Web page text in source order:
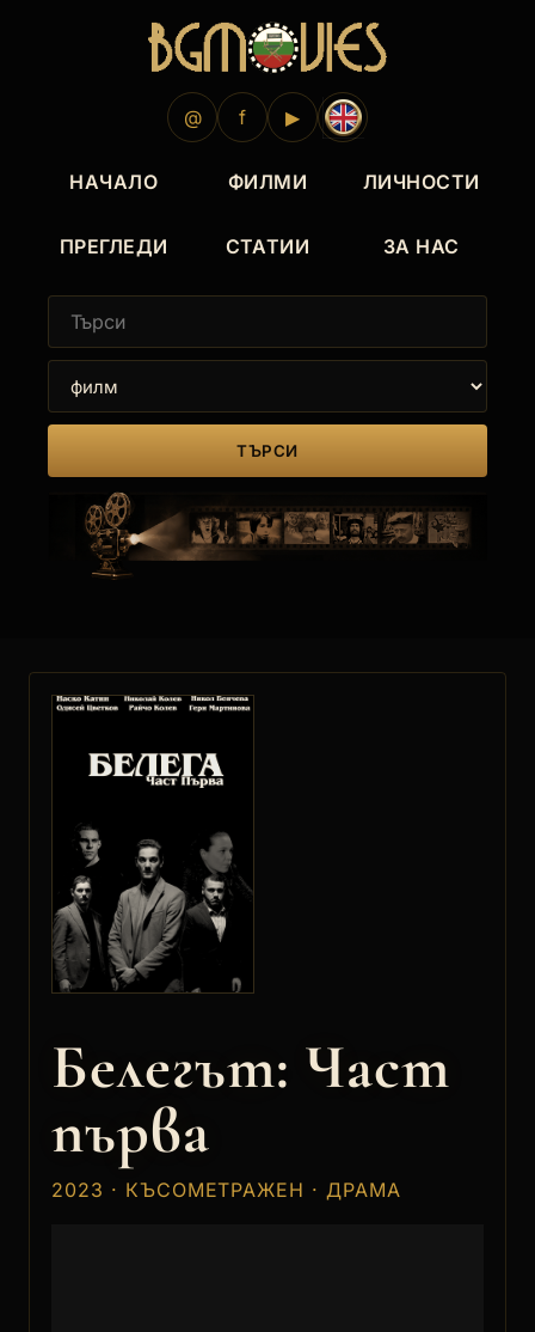
@ f ▶
НАЧАЛО ФИЛМИ ЛИЧНОСТИ
ПРЕГЛЕДИ СТАТИИ ЗА НАС
ТЪРСИ
Белегът: Част
първа
2023 · КЪСОМЕТРАЖЕН · ДРАМА